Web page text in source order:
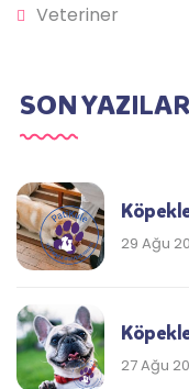
Veteriner
SON YAZILAR
29 Ağu
27 Ağu